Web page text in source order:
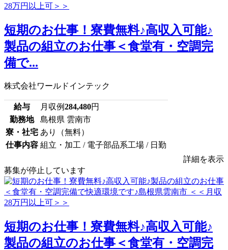
短期のお仕事！寮費無料♪高収入可能♪
製品の組立のお仕事＜食堂有・空調完
備で...
株式会社ワールドインテック
給与 月収例284,480円
勤務地
島根県 雲南市
寮・社宅 あり（無料）
仕事内容 組立・加工 / 電子部品系工場 / 日勤
詳細を表示
募集が停止しています
短期のお仕事！寮費無料♪高収入可能♪
製品の組立のお仕事＜食堂有・空調完